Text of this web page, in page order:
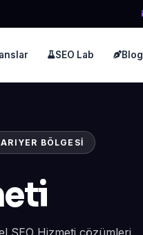
SEO Lab Blog
BÖLGESI
SEO Hizmeti çözümleri